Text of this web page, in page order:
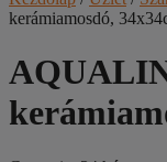
kerámiamosdó,